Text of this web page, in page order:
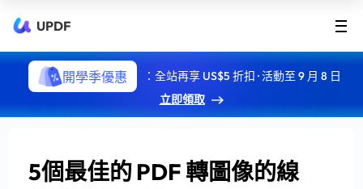
UPDF
開學季優惠
：全站再享 US$5 折扣 · 活動至 9 月 8 日
立即領取
5個最佳的 PDF 轉圖像的線